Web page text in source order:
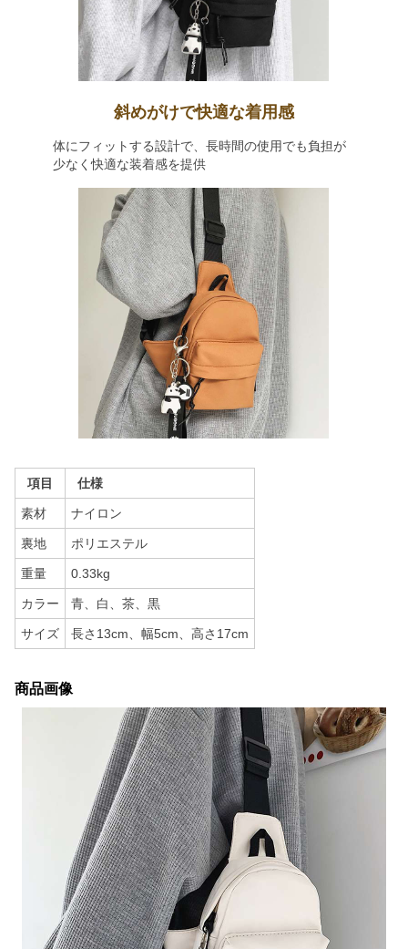
斜めがけで快適な着用感
体にフィットする設計で、長時間の使用でも負担が
少なく快適な装着感を提供
項目 仕様
素材 ナイロン
裏地 ポリエステル
重量 0.33kg
カラー 青、白、茶、黒
サイズ 長さ13cm、幅5cm、高さ17cm
商品画像